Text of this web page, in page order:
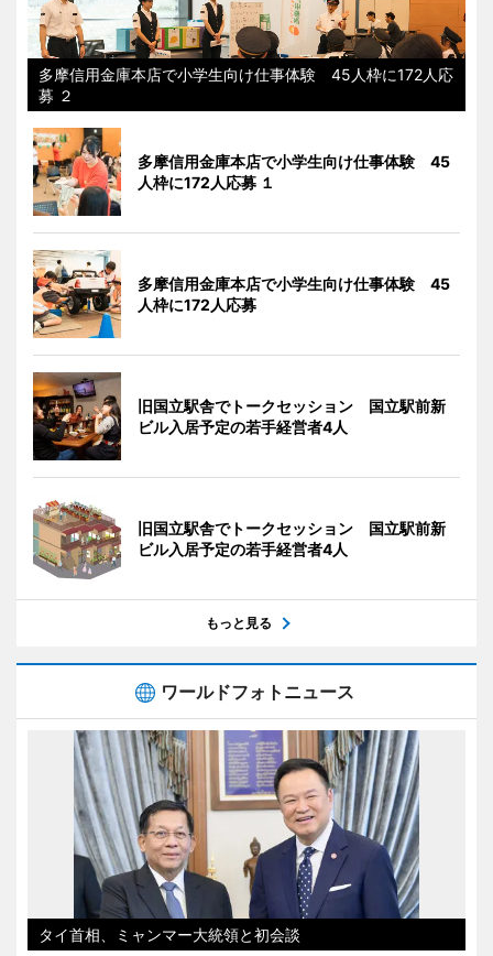
多摩信用金庫本店で小学生向け仕事体験 45人枠に172人応
募 ２
多摩信用金庫本店で小学生向け仕事体験 45
人枠に172人応募 １
多摩信用金庫本店で小学生向け仕事体験 45
人枠に172人応募
旧国立駅舎でトークセッション 国立駅前新
ビル入居予定の若手経営者4人
旧国立駅舎でトークセッション 国立駅前新
ビル入居予定の若手経営者4人
もっと見る
ワールドフォトニュース
タイ首相、ミャンマー大統領と初会談